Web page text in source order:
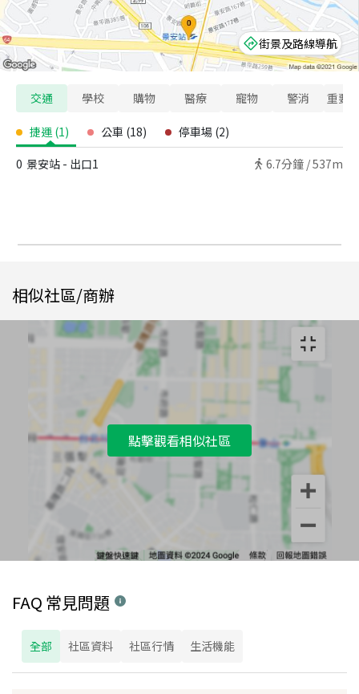
街景及路線導航
交通 學校 購物 醫療 寵物 警消 重要
捷運 (1) 公車 (18) 停車場 (2)
0 景安站 - 出口1 6.7分鐘 /537m
相似社區/商辦
點擊觀看相似社區
FAQ 常見問題
全部 社區資料 社區行情 生活機能